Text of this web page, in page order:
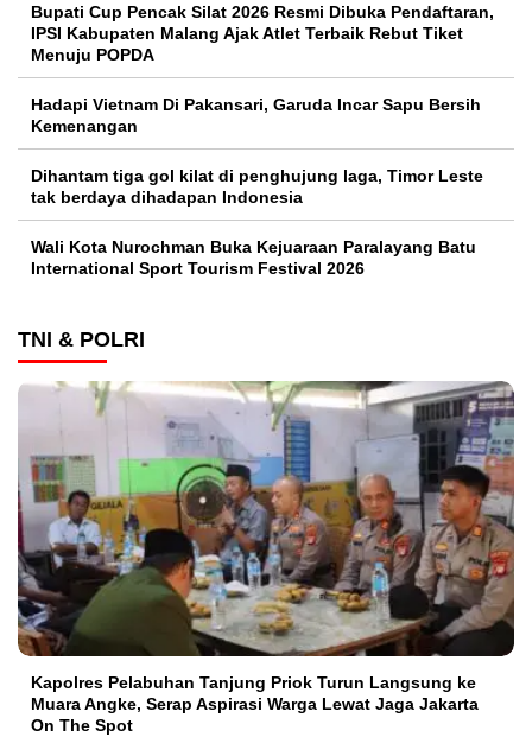
Bupati Cup Pencak Silat 2026 Resmi Dibuka Pendaftaran,
IPSI Kabupaten Malang Ajak Atlet Terbaik Rebut Tiket
Menuju POPDA
Hadapi Vietnam Di Pakansari, Garuda Incar Sapu Bersih
Kemenangan
Dihantam tiga gol kilat di penghujung laga, Timor Leste
tak berdaya dihadapan Indonesia
Wali Kota Nurochman Buka Kejuaraan Paralayang Batu
International Sport Tourism Festival 2026
TNI & POLRI
Kapolres Pelabuhan Tanjung Priok Turun Langsung ke
Muara Angke, Serap Aspirasi Warga Lewat Jaga Jakarta
On The Spot